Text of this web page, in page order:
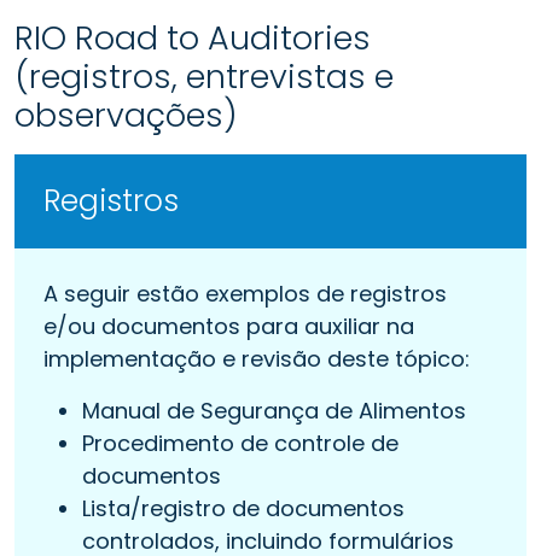
RIO Road to Auditories
(registros, entrevistas e
observações)
Registros
A seguir estão exemplos de registros
e/ou documentos para auxiliar na
implementação e revisão deste tópico:
Manual de Segurança de Alimentos
Procedimento de controle de
documentos
Lista/registro de documentos
controlados, incluindo formulários